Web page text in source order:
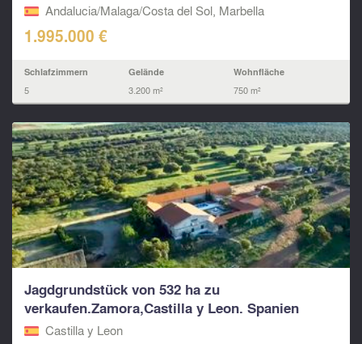
Andalucia/Malaga/Costa del Sol, Marbella
1.995.000 €
Schlafzimmern
5
Gelände
3.200 m²
Wohnfläche
750 m²
Jagdgrundstück von 532 ha zu
verkaufen.Zamora,Castilla y Leon. Spanien
Castilla y Leon